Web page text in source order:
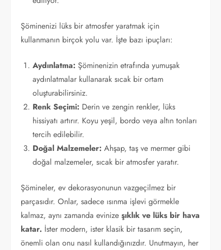
Şöminenizi lüks bir atmosfer yaratmak için
kullanmanın birçok yolu var. İşte bazı ipuçları:
Aydınlatma: Şöminenizin etrafında yumuşak
aydınlatmalar kullanarak sıcak bir ortam
oluşturabilirsiniz.
Renk Seçimi: Derin ve zengin renkler, lüks
hissiyatı artırır. Koyu yeşil, bordo veya altın tonları
tercih edilebilir.
Doğal Malzemeler: Ahşap, taş ve mermer gibi
doğal malzemeler, sıcak bir atmosfer yaratır.
Şömineler, ev dekorasyonunun vazgeçilmez bir
parçasıdır. Onlar, sadece ısınma işlevi görmekle
kalmaz, aynı zamanda evinizeşıklık ve lüks bir hava
katar. İster modern, ister klasik bir tasarım seçin,
önemli olan onu nasıl kullandığınızdır. Unutmayın, her